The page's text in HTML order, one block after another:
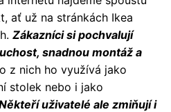
ať už na stránkách Ikea
Zákazníci si pochvalují
snadnou montáž a
z nich ho využívá jako
stolek nebo i jako
uživatelé ale zmiňují i